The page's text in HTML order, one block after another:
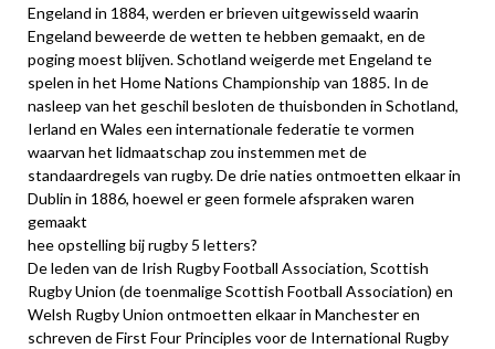
Engeland in 1884, werden er brieven uitgewisseld waarin
Engeland beweerde de wetten te hebben gemaakt, en de
poging moest blijven. Schotland weigerde met Engeland te
spelen in het Home Nations Championship van 1885. In de
nasleep van het geschil besloten de thuisbonden in Schotland,
Ierland en Wales een internationale federatie te vormen
waarvan het lidmaatschap zou instemmen met de
standaardregels van rugby. De drie naties ontmoetten elkaar in
Dublin in 1886, hoewel er geen formele afspraken waren
gemaakt
hee opstelling bij rugby 5 letters?
De leden van de Irish Rugby Football Association, Scottish
Rugby Union (de toenmalige Scottish Football Association) en
Welsh Rugby Union ontmoetten elkaar in Manchester en
schreven de First Four Principles voor de International Rugby